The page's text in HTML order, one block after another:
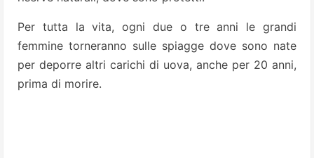
Per tutta la vita, ogni due o tre anni le grandi
femmine torneranno sulle spiagge dove sono nate
per deporre altri carichi di uova, anche per 20 anni,
prima di morire.